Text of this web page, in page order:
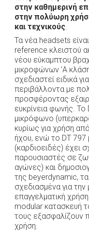
στην καθημερινή
στην πολύωρη
και τεχνικούς.
Τα νέα headsets
reference κλειστού
νέου εύκαμπτου
μικροφώνων 'Α
σχεδιαστεί ειδικά
περιβάλλοντα με
προσφέροντας
ευκρίνεια φωνής. Το
μικρόφωνο
κυρίως για χρήση
ήχου, ενώ το DT
(καρδιοειδές) έχει
παρουσιαστές σε
αγώνες) και
της beyerdynamic, τα
σχεδιασμένα για
επαγγελματική
modular κατασκευή
τους εξασφαλίζουν
χρήση.